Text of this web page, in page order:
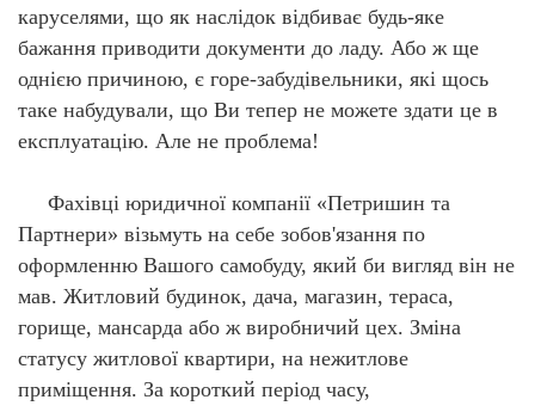
каруселями, що як наслідок відбиває будь-яке
бажання приводити документи до ладу. Або ж ще
однією причиною, є горе-забудівельники, які щось
таке набудували, що Ви тепер не можете здати це в
експлуатацію. Але не проблема!
Фахівці юридичної компанії «Петришин та
Партнери» візьмуть на себе зобов'язання по
оформленню Вашого самобуду, який би вигляд він не
мав. Житловий будинок, дача, магазин, тераса,
горище, мансарда або ж виробничий цех. Зміна
статусу житлової квартири, на нежитлове
приміщення. За короткий період часу,